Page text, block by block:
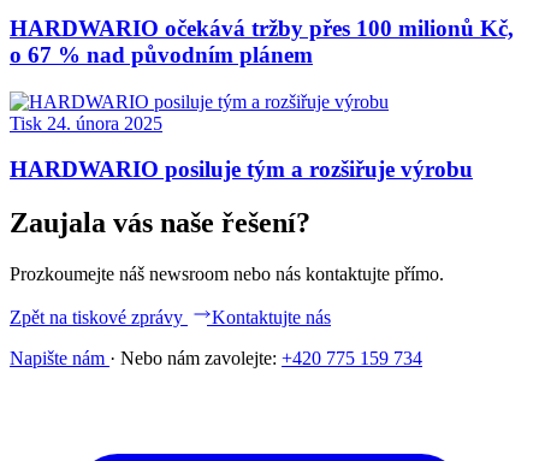
HARDWARIO očekává tržby přes 100 milionů Kč,
o 67 % nad původním plánem
Tisk 24. února 2025
HARDWARIO posiluje tým a rozšiřuje výrobu
Zaujala vás naše řešení?
Prozkoumejte náš newsroom nebo nás kontaktujte přímo.
Zpět na tiskové zprávy
Kontaktujte nás
Napište nám · Nebo nám zavolejte: +420 775 159 734